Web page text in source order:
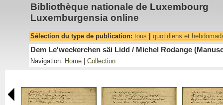
Bibliothèque nationale de Luxembourg
Luxemburgensia online
Sélection du type de publication: tous quotidiens et
Dem Le'weckerchen säi Lidd / Michel Rodange
Navigation: Home Collection